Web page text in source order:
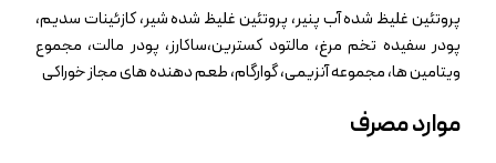
پروتئین غلیظ شده آب پنیر، پروتئین غلیظ شده شیر، کازئینات سدیم،
پودر سفیده تخم مرغ، مالتود کسترین،ساکارز، پودر مالت، مجموع
ویتامین ها، مجموعه آنزیمی، گوارگام، طعم دهنده های مجاز خوراکی
موارد مصرف